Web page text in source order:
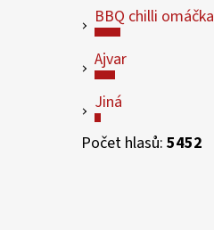
BBQ chilli omáčka
Ajvar
Jiná
Počet hlasů: 5452